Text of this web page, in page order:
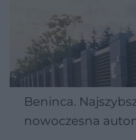
Beninca.
nowoczesna